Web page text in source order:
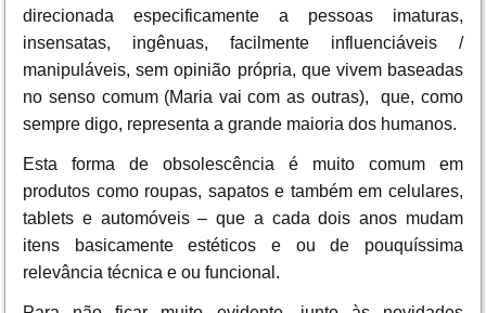
direcionada especificamente a pessoas imaturas,
insensatas, ingênuas, facilmente influenciáveis /
manipuláveis, sem opinião própria, que vivem baseadas
no senso comum (Maria vai com as outras), que, como
sempre digo, representa a grande maioria dos humanos.
Esta forma de obsolescência é muito comum em
produtos como roupas, sapatos e também em celulares,
tablets e automóveis – que a cada dois anos mudam
itens basicamente estéticos e ou de pouquíssima
relevância técnica e ou funcional.